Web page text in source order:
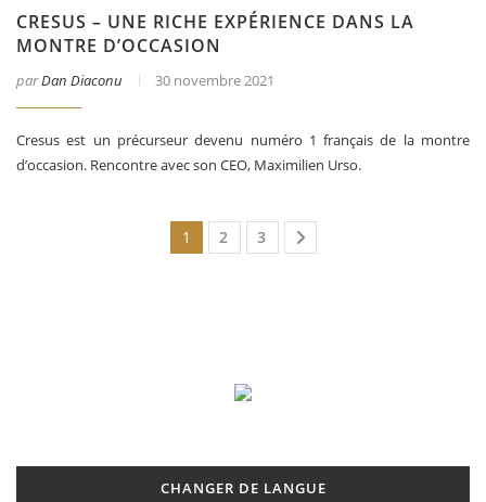
CRESUS – UNE RICHE EXPÉRIENCE DANS LA
MONTRE D’OCCASION
parDan Diaconu 30 novembre 2021
Cresus est un précurseur devenu numéro 1 français de la montre
d’occasion. Rencontre avec son CEO, Maximilien Urso.
1 2 3
CHANGER DE LANGUE